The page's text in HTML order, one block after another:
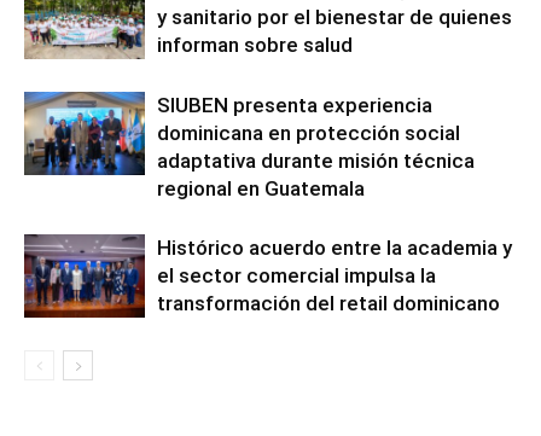
y sanitario por el bienestar de quienes
informan sobre salud
SIUBEN presenta experiencia
dominicana en protección social
adaptativa durante misión técnica
regional en Guatemala
Histórico acuerdo entre la academia y
el sector comercial impulsa la
transformación del retail dominicano